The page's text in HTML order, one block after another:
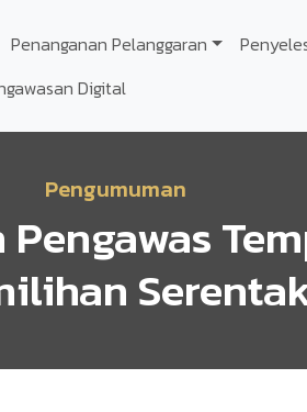
Penanganan Pelanggaran
Digital
Pengumuman